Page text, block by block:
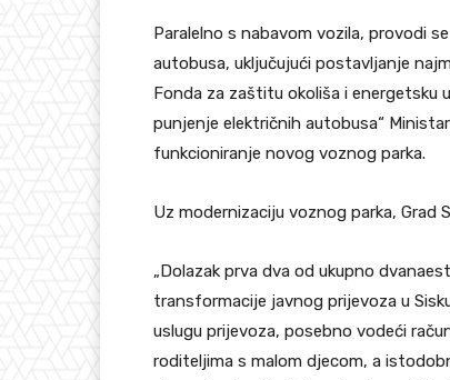
Paralelno s nabavom vozila, provodi
autobusa, uključujući postavljanje
Fonda za zaštitu okoliša i energetsku
punjenje električnih autobusa“
funkcioniranje novog voznog parka.
Uz modernizaciju voznog parka, Grad
„Dolazak prva dva od ukupno
transformacije javnog prijevoza u
uslugu prijevoza, posebno vodeći
roditeljima s malom djecom, a